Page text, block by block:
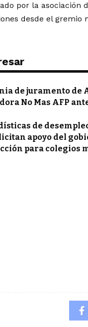
por la asociación
desde el gremio
de juramento de
No Mas AFP
de
apoyo del
para colegios